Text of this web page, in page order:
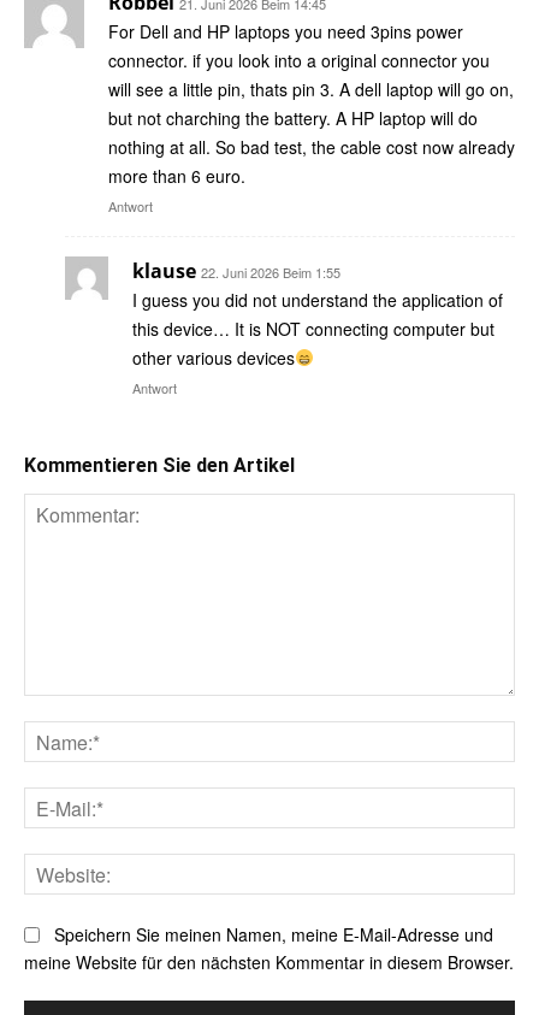
For Dell and HP laptops you need 3pins power
connector. if you look into a original connector you
will see a little pin, thats pin 3. A dell laptop will go on,
but not charching the battery. A HP laptop will do
nothing at all. So bad test, the cable cost now already
more than 6 euro.
Antwort
klause 22. Juni 2026 Beim 1:55
I guess you did not understand the application of
this device… It is NOT connecting computer but
other various devices
Antwort
Kommentieren Sie den Artikel
Speichern Sie meinen Namen, meine E-Mail-Adresse und
meine Website für den nächsten Kommentar in diesem Browser.